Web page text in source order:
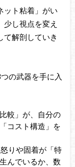
ット粘着」がい
し視点を変え
て解剖していき
の武器を手に入
較」が、自分の
コスト構造」を
りや固着が「特
んでいるか、数